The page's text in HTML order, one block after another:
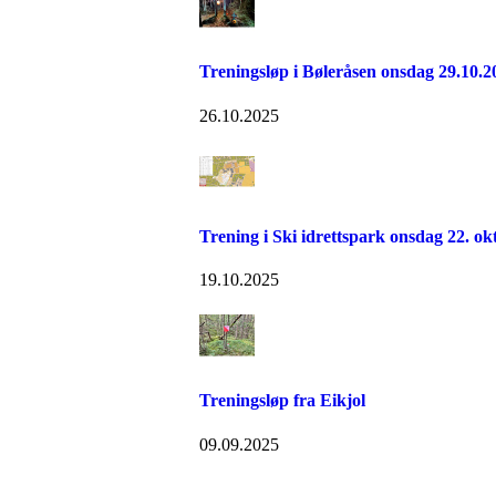
Treningsløp i Bøleråsen onsdag
26.10.2025
Trening i Ski idrettspark onsdag 22.
19.10.2025
Treningsløp fra Eikjol
09.09.2025